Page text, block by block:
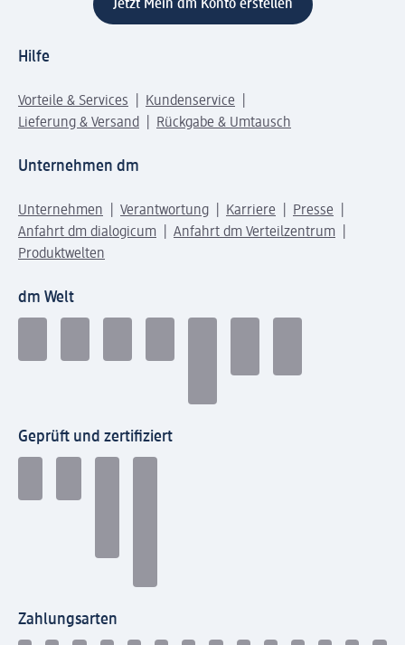
Jetzt Mein dm Konto erstellen
Hilfe
Vorteile & Services
Kundenservice
Lieferung & Versand
Rückgabe & Umtausch
Unternehmen dm
Unternehmen Verantwortung Karriere
Presse
Anfahrt dm dialogicum
Anfahrt dm Verteilzentrum
Produktwelten
dm Welt
Geprüft und zertifiziert
Zahlungsarten